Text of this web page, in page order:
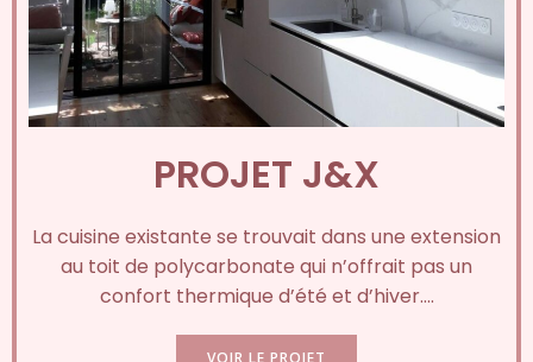
PROJET J&X
La cuisine existante se trouvait dans une extension
au toit de polycarbonate qui n’offrait pas un
confort thermique d’été et d’hiver….
VOIR LE PROJET